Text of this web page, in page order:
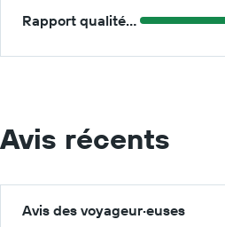
Rapport qualité/prix
Avis récents
Avis des voyageur·euses